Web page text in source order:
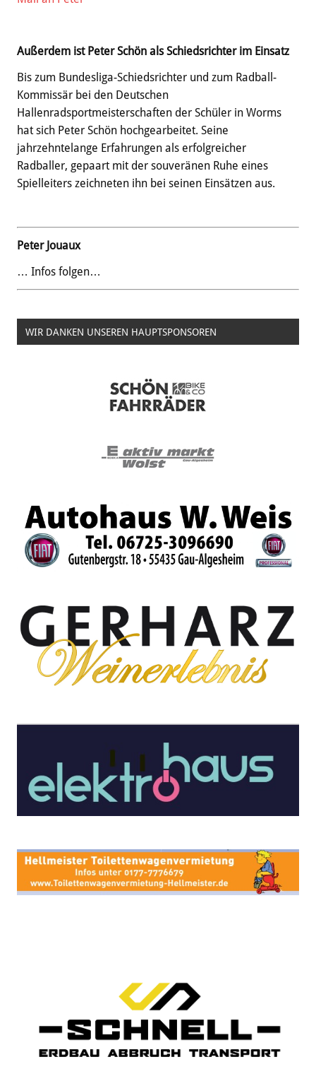
Außerdem ist Peter Schön als Schiedsrichter im Einsatz
Bis zum Bundesliga-Schiedsrichter und zum Radball-
Kommissär bei den Deutschen
Hallenradsportmeisterschaften der Schüler in Worms
hat sich Peter Schön hochgearbeitet. Seine
jahrzehntelange Erfahrungen als erfolgreicher
Radballer, gepaart mit der souveränen Ruhe eines
Spielleiters zeichneten ihn bei seinen Einsätzen aus.
Peter Jouaux
… Infos folgen…
WIR DANKEN UNSEREN HAUPTSPONSOREN